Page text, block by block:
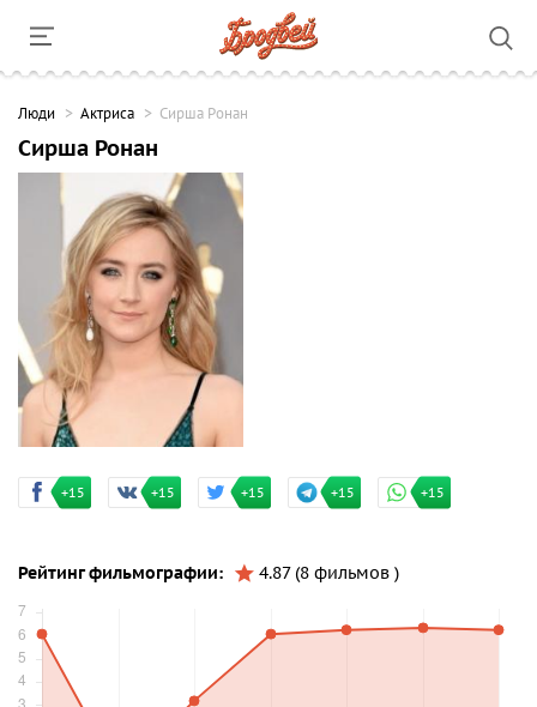
Люди Актриса Сирша Ронан
Сирша Ронан
+15 +15 +15 +15 +15
Рейтинг фильмографии: 4.87 (8 фильмов )